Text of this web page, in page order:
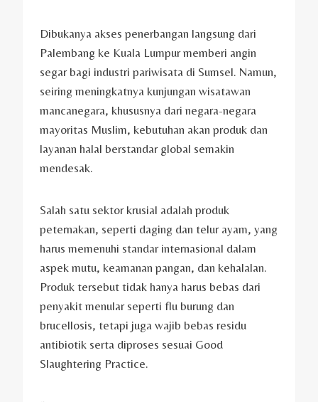
Dibukanya akses penerbangan langsung dari
Palembang ke Kuala Lumpur memberi angin
segar bagi industri pariwisata di Sumsel. Namun,
seiring meningkatnya kunjungan wisatawan
mancanegara, khususnya dari negara-negara
mayoritas Muslim, kebutuhan akan produk dan
layanan halal berstandar global semakin
mendesak.
Salah satu sektor krusial adalah produk
peternakan, seperti daging dan telur ayam, yang
harus memenuhi standar internasional dalam
aspek mutu, keamanan pangan, dan kehalalan.
Produk tersebut tidak hanya harus bebas dari
penyakit menular seperti flu burung dan
brucellosis, tetapi juga wajib bebas residu
antibiotik serta diproses sesuai Good
Slaughtering Practice.